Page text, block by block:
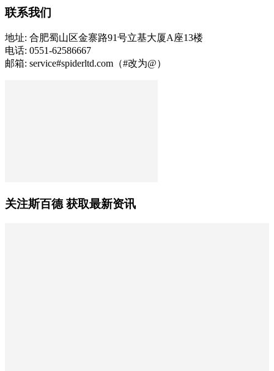
联系我们
地址: 合肥蜀山区金寨路91号立基大厦A座13楼
电话: 0551-62586667
邮箱: service#spiderltd.com（#改为@）
关注斯百德 获取最新资讯